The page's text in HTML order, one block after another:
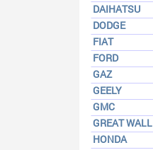
DAIHATSU
DODGE
FIAT
FORD
GAZ
GEELY
GMC
GREAT WALL
HONDA